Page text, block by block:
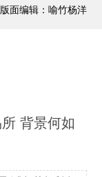
版面编辑：喻竹杨洋
背景何如